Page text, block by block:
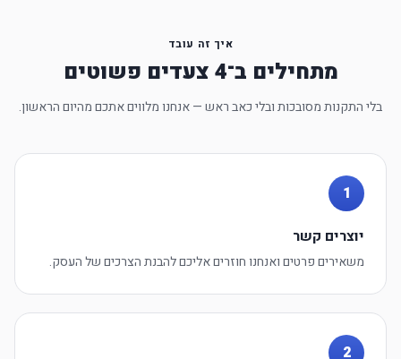
איך זה עובד
מתחילים ב־4 צעדים פשוטים
בלי התקנות מסובכות ובלי כאב ראש — אנחנו מלווים אתכם מהיום הראשון.
1
יוצרים קשר
משאירים פרטים ואנחנו חוזרים אליכם להבנת הצרכים של העסק.
2